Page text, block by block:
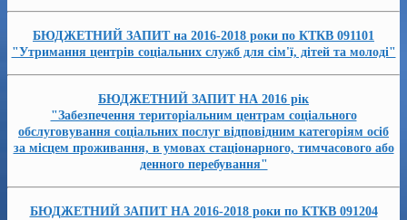
БЮДЖЕТНИЙ ЗАПИТ на 2016-2018 роки по КТКВ 091101
"Утримання центрів соціальних служб для сім'ї, дітей та молоді"
БЮДЖЕТНИЙ ЗАПИТ НА 2016 рік
"Забезпечення територіальним центрам соціального
обслуговування соціальних послуг відповідним категоріям осіб
за місцем проживання, в умовах стаціонарного, тимчасового або
денного перебування"
БЮДЖЕТНИЙ ЗАПИТ НА 2016-2018 роки по КТКВ 091204